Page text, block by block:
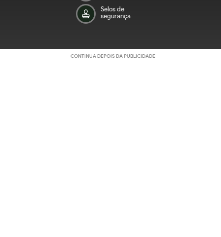
Selos de
segurança
CONTINUA DEPOIS DA PUBLICIDADE